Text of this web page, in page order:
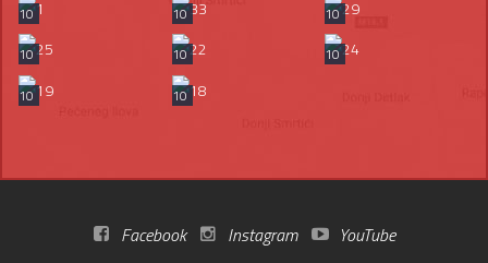
10 10
10
10
10
10
10
10
Facebook Instagram YouTube